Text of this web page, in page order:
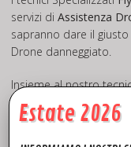
servizi di Assistenza
sapranno dare il
Drone danneggiato.
Insieme al nostro
di più le Tue
esigenze
svolgersi delle
Estate 2026